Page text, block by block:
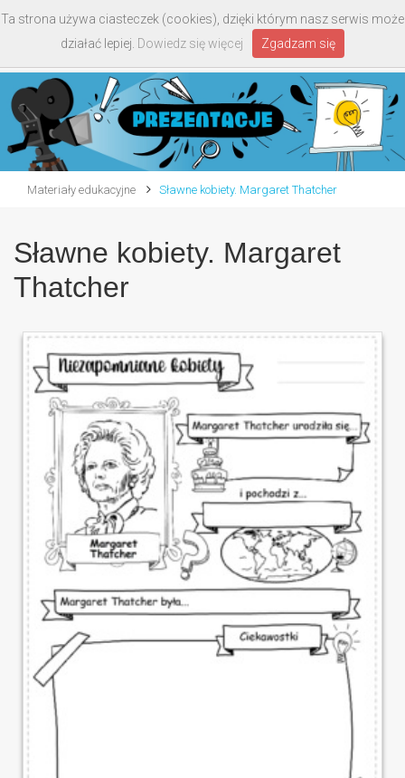
Materiały edukacyjne Sławne kobiety. Margaret Thatcher
Sławne kobiety. Margaret
Thatcher
Ta strona używa ciasteczek (cookies), dzięki którym nasz serwis może
działać lepiej. Dowiedz się więcej Zgadzam się